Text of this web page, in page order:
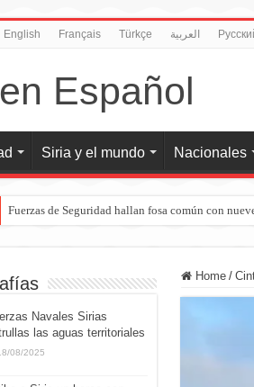
English Français Türkçe العربية
Siria y el mundo Nacionales
Fuerzas de Seguridad hallan fosa común con
Home /
Navales Sirias
las aguas territoriales
08/2025